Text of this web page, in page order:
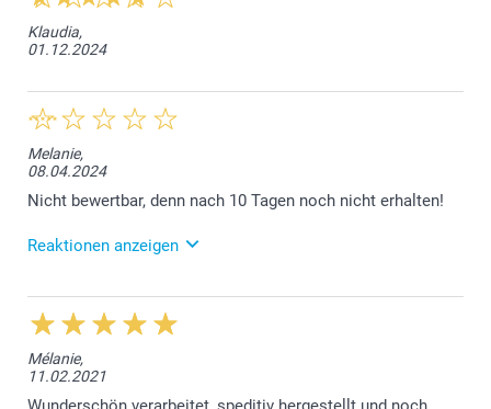
Klaudia,
01.12.2024
Melanie,
08.04.2024
Nicht bewertbar, denn nach 10 Tagen noch nicht erhalten!
Reaktionen anzeigen
11.04.2024
Liebe Kundin, im Warenkorb wird noch bevor die
Bestellung bestätigt werden muss, die
Voraussichtliche Lieferfrist angegeben. Bei Ihrer
Bestellung war das der 8.4.2024. Die Lieferung
erfolgte am 9.4.2024. Einen Tag später, das tut uns
Mélanie,
11.02.2021